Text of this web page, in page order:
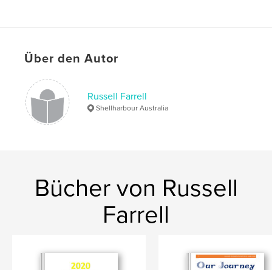
Über den Autor
Russell Farrell
Shellharbour Australia
Bücher von Russell
Farrell